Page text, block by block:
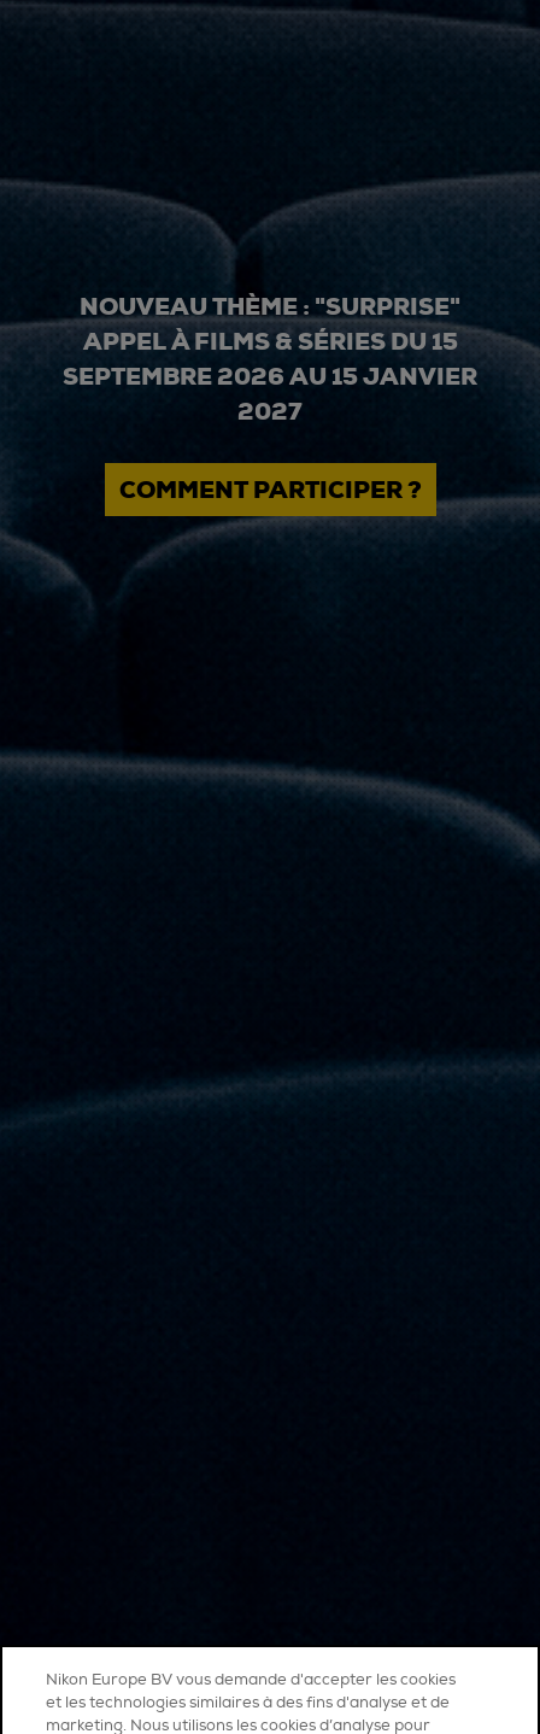
NOUVEAU THÈME : "SURPRISE"
APPEL À FILMS & SÉRIES DU 15
SEPTEMBRE 2026 AU 15 JANVIER
2027
COMMENT PARTICIPER ?
Nikon Europe BV vous demande d'accepter les cookies
et les technologies similaires à des fins d'analyse et de
marketing. Nous utilisons les cookies d’analyse pour